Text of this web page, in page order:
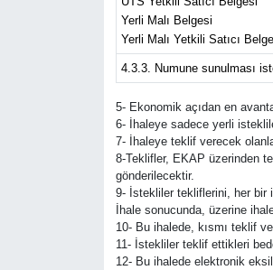
Yerli Malı Belgesi
Yerli Malı Yetkili Satıcı
4.3.3. Numune sunulması
5- Ekonomik açıdan en
6- İhaleye sadece yerli
7- İhaleye teklif verecek
8-Teklifler, EKAP üzerinden
gönderilecektir.
9- İstekliler tekliflerini, her bir
İhale sonucunda, üzerine
10- Bu ihalede, kısmı teklif
11- İstekliler teklif ettikleri
12- Bu ihalede elektronik